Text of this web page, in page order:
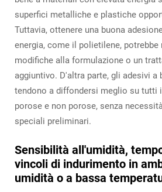
superfici metalliche e plastiche
Tuttavia, ottenere una buona
energia, come il polietilene, potrebbe
modifiche alla formulazione o un
aggiuntivo. D'altra parte, gli adesivi a
tendono a diffondersi meglio su tutti
porose e non porose, senza
speciali preliminari.
Sensibilità all'umidità,
vincoli di indurimento in
umidità o a bassa